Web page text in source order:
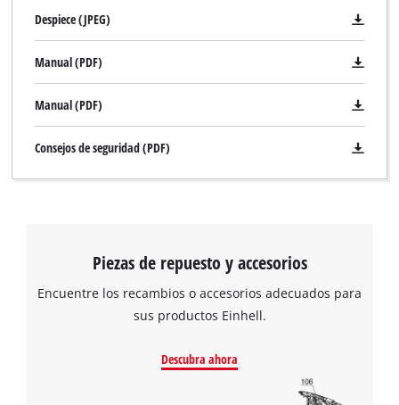
Despiece (JPEG)
Manual (PDF)
Manual (PDF)
Consejos de seguridad (PDF)
Piezas de repuesto y accesorios
Encuentre los recambios o accesorios adecuados para
sus productos Einhell.
Descubra ahora